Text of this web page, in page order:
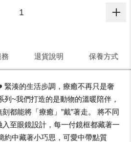
退貨說明 保養方式
湊的生活步調，療癒不再只是奢
列~我們打造的是動物的溫暖陪伴，
都能將「療癒」”戴”著走。 將不同
至眼鏡設計，每一付鏡框都藏著一
約中藏著小巧思，可愛中帶點質